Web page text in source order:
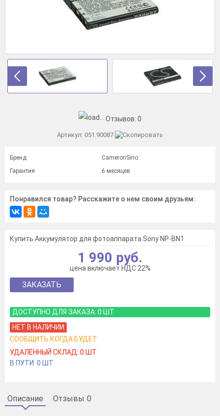
Отзывов: 0
Артикул: 051.90087
Бренд
CameronSino
Гарантия
6 месяцев
Понравился товар? Расскажите о нем своим друзьям:
Купить Аккумулятор для фотоаппарата Sony NP-BN1
1 990 руб.
цена включает НДС 22%
ЗАКАЗАТЬ
ДОСТУПНО ДЛЯ ЗАКАЗА: 0 ШТ
НЕТ В НАЛИЧИИ
СООБЩИТЬ КОГДА БУДЕТ
УДАЛЁННЫЙ СКЛАД: 0 ШТ
В ПУТИ: 0 ШТ
Описание Отзывы 0